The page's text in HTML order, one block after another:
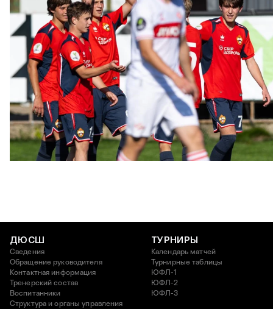
ЮФЛ: Московское дерби на «Октябре»
3 АВГУСТА 2026 14:15
ДЮСШ
Сведения
Обращение руководителя
Контактная информация
Тренерский состав
Воспитанники
Структура и органы управления
ТУРНИРЫ
Календарь матчей
Турнирные таблицы
ЮФЛ-1
ЮФЛ-2
ЮФЛ-3